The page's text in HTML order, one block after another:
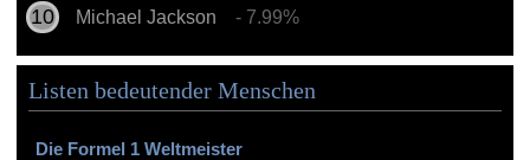
Michael Jackson - 7.99%
Listen bedeutender Menschen
Die Formel 1 Weltmeister